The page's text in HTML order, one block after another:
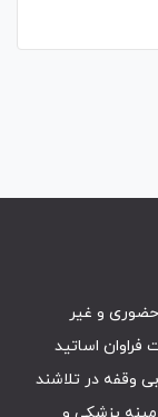
حضوری و غیر
اساتید
وقفه در تلاشند
پزشکی و